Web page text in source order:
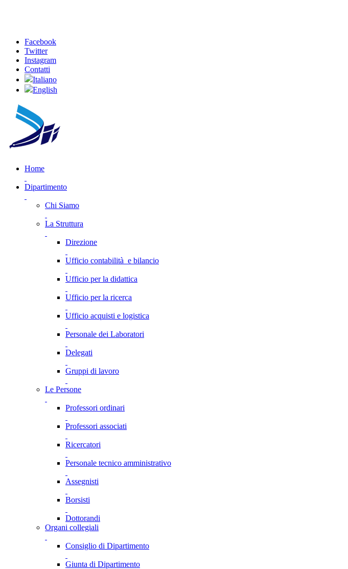
Facebook
Twitter
Instagram
Contatti
Italiano
English
Home
Dipartimento
Chi Siamo
La Struttura
Direzione
Ufficio contabilità e bilancio
Ufficio per la didattica
Ufficio per la ricerca
Ufficio acquisti e logistica
Personale dei Laboratori
Delegati
Gruppi di lavoro
Le Persone
Professori ordinari
Professori associati
Ricercatori
Personale tecnico amministrativo
Assegnisti
Borsisti
Dottorandi
Organi collegiali
Consiglio di Dipartimento
Giunta di Dipartimento